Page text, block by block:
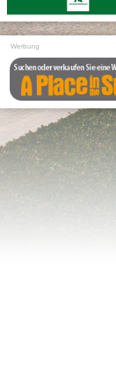
Werbung